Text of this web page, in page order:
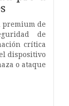
premium de
de
crítica
dispositivo
o ataque